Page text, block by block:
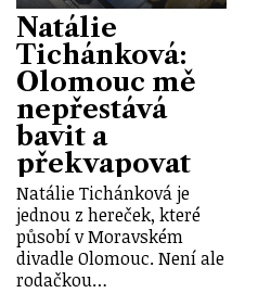
Natálie
Tichánková:
Olomouc mě
nepřestává
bavit a
překvapovat
Natálie Tichánková je
jednou z hereček, které
působí v Moravském
divadle Olomouc. Není ale
rodačkou…